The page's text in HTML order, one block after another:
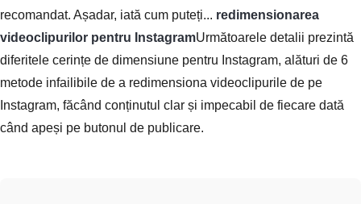
recomandat. Așadar, iată cum puteți... redimensionarea
videoclipurilor pentru InstagramUrmătoarele detalii prezintă
diferitele cerințe de dimensiune pentru Instagram, alături de 6
metode infailibile de a redimensiona videoclipurile de pe
Instagram, făcând conținutul clar și impecabil de fiecare dată
când apeși pe butonul de publicare.